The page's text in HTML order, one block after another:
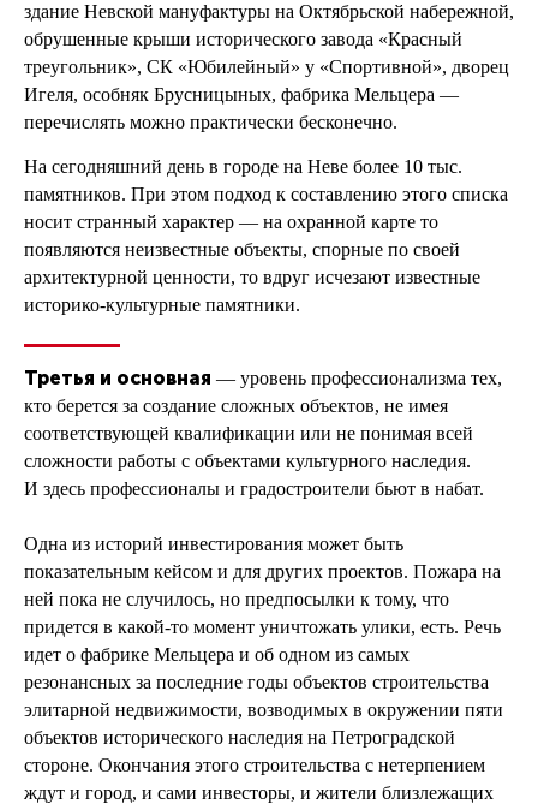
здание Невской мануфактуры на Октябрьской набережной,
обрушенные крыши исторического завода «Красный
треугольник», СК «Юбилейный» у «Спортивной», дворец
Игеля, особняк Брусницыных, фабрика Мельцера —
перечислять можно практически бесконечно.
На сегодняшний день в городе на Неве более 10 тыс.
памятников. При этом подход к составлению этого списка
носит странный характер — на охранной карте то
появляются неизвестные объекты, спорные по своей
архитектурной ценности, то вдруг исчезают известные
историко-культурные памятники.
Третья и основная — уровень профессионализма тех,
кто берется за создание сложных объектов, не имея
соответствующей квалификации или не понимая всей
сложности работы с объектами культурного наследия.
И здесь профессионалы и градостроители бьют в набат.
Одна из историй инвестирования может быть
показательным кейсом и для других проектов. Пожара на
ней пока не случилось, но предпосылки к тому, что
придется в какой-то момент уничтожать улики, есть. Речь
идет о фабрике Мельцера и об одном из самых
резонансных за последние годы объектов строительства
элитарной недвижимости, возводимых в окружении пяти
объектов исторического наследия на Петроградской
стороне. Окончания этого строительства с нетерпением
ждут и город, и сами инвесторы, и жители близлежащих